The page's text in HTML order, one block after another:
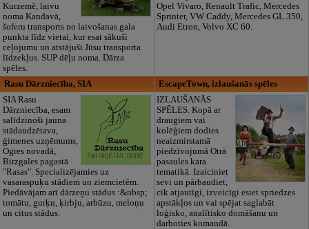
Kurzemē, laivu
noma Kandavā,
šoferu transports no laivošanas gala
punkta līdz vietai, kur esat sākuši
ceļojumu un atstājuši Jūsu transporta
līdzekļus. SUP dēļu noma. Dārza
spēles.
Opel Vivaro, Renault Trafic, Mercedes
Sprinter, VW Caddy, Mercedes GL 350,
Audi Etron, Volvo XC 60.
Rasu Dārzniecība, SIA
SIA Rasu
Dārzniecība, esam
salīdzinoši jauna
stādaudzētava,
ģimenes uzņēmums,
Ogres novadā,
Birzgales pagastā
"Rasas". Specializējamies uz
vasaraspuķu stādiem un ziemcietēm.
Piedāvājam arī dārzeņu stādus :&nbsp;
tomātu, gurķu, ķirbju, arbūzu, meloņu
un citus stādus.
EscapeTown, izlaušanās spēles
IZLAUŠANĀS
SPĒLES. Kopā ar
draugiem vai
kolēģiem dodies
neaizmirstamā
piedzīvojumā Otrā
pasaules kara
tematikā. Izaiciniet
sevi un pārbaudiet,
cik atjautīgi, izveicīgi esiet spriedzes
apstākļos un vai spējat saglabāt
loģisko, analītisko domāšanu un
darboties komandā.